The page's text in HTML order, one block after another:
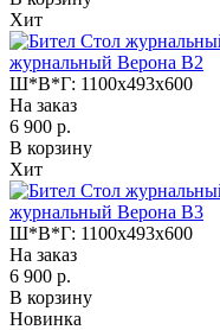
Хит
журнальный Верона В2
Ш*В*Г: 1100x493x600
На заказ
6 900 р.
В корзину
Хит
журнальный Верона В3
Ш*В*Г: 1100x493x600
На заказ
6 900 р.
В корзину
Новинка